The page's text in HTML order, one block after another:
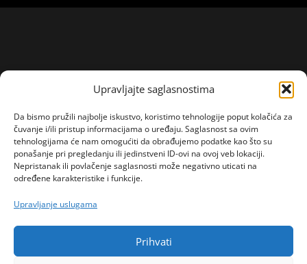
Upravljajte saglasnostima
Da bismo pružili najbolje iskustvo, koristimo tehnologije poput kolačića za
čuvanje i/ili pristup informacijama o uređaju. Saglasnost sa ovim
tehnologijama će nam omogućiti da obrađujemo podatke kao što su
ponašanje pri pregledanju ili jedinstveni ID-ovi na ovoj veb lokaciji.
Nepristanak ili povlačenje saglasnosti može negativno uticati na
određene karakteristike i funkcije.
Upravljanje uslugama
Prihvati